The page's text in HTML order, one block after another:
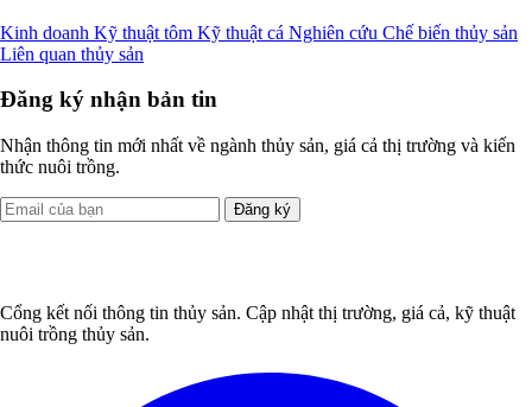
Kinh doanh Kỹ thuật tôm Kỹ thuật cá Nghiên cứu Chế biến thủy sản
Liên quan thủy sản
Đăng ký nhận bản tin
Nhận thông tin mới nhất về ngành thủy sản, giá cả thị trường và kiến
thức nuôi trồng.
Đăng ký
Cổng kết nối thông tin thủy sản. Cập nhật thị trường, giá cả, kỹ thuật
nuôi trồng thủy sản.